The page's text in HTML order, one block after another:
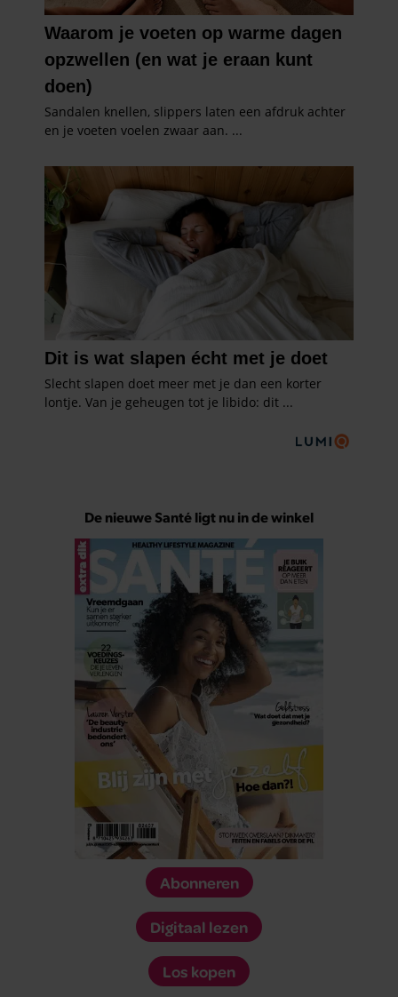
De nieuwe Santé ligt nu in de winkel
Abonneren
Digitaal lezen
Los kopen